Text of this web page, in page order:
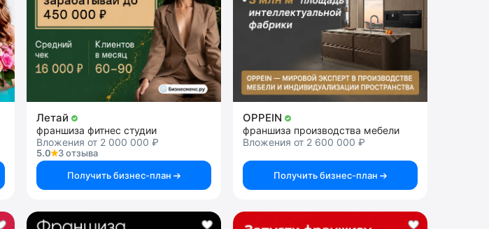
Летай
франшиза фитнес студии
Вложения от 2 000 000 ₽
5.0
3 отзыва
Получить бизнес-план
OPPEIN
франшиза производства мебели
Вложения от 2 600 000 ₽
Получить бизнес-план